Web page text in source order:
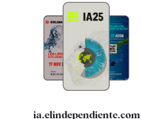
Quiénes somos
Especificaciones
ia.elindependiente.com